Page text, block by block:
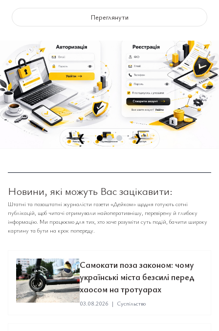
Переглянути
❮ ❯
Новини, які можуть Вас зацікавити:
Штатні та позаштатні журналісти газети «Дейком» щодня готують сотні
публікацій, щоб читачі отримували найоперативнішу, перевірену й глибоку
інформацію. Ми працюємо для тих, хто хоче розуміти суть подій, бачити широку
картину та бути на крок попереду.
Самокати поза законом: чому
українські міста безсилі перед
хаосом на тротуарах
03.08.2026 | Суспільство